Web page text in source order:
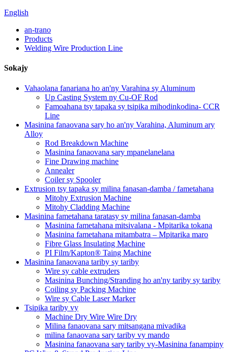
English
an-trano
Products
Welding Wire Production Line
Sokajy
Vahaolana fanariana ho an'ny Varahina sy Aluminum
Up Casting System ny Cu-OF Rod
Famoahana tsy tapaka sy tsipika mihodinkodina- CCR
Line
Masinina fanaovana sary ho an'ny Varahina, Aluminum ary
Alloy
Rod Breakdown Machine
Masinina fanaovana sary mpanelanelana
Fine Drawing machine
Annealer
Coiler sy Spooler
Extrusion tsy tapaka sy milina fanasan-damba / fametahana
Mitohy Extrusion Machine
Mitohy Cladding Machine
Masinina fametahana taratasy sy milina fanasan-damba
Masinina fametahana mitsivalana - Mpitarika tokana
Masinina fametahana mitambatra – Mpitarika maro
Fibre Glass Insulating Machine
PI Film/Kapton® Taing Machine
Masinina fanaovana tariby sy tariby
Wire sy cable extruders
Masinina Bunching/Stranding ho an'ny tariby sy tariby
Coiling sy Packing Machine
Wire sy Cable Laser Marker
Tsipika tariby vy
Machine Dry Wire Wire Dry
Milina fanaovana sary mitsangana mivadika
milina fanaovana sary tariby vy mando
Masinina fanaovana sary tariby vy-Masinina fanampiny